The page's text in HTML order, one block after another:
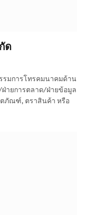
ด
รมการโทรคมนาคมด้าน
ายการตลาด/ฝ่ายข้อมูล
ภัณฑ์, ตราสินค้า หรือ